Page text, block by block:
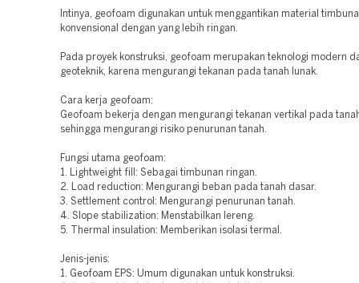
Intinya, geofoam digunakan untuk menggantikan material
konvensional dengan yang lebih ringan.
Pada proyek konstruksi, geofoam merupakan teknologi modern
geoteknik, karena mengurangi tekanan pada tanah lunak.
Cara kerja geofoam:
Geofoam bekerja dengan mengurangi tekanan vertikal pada
sehingga mengurangi risiko penurunan tanah.
Fungsi utama geofoam:
1. Lightweight fill: Sebagai timbunan ringan.
2. Load reduction: Mengurangi beban pada tanah dasar.
3. Settlement control: Mengurangi penurunan tanah.
4. Slope stabilization: Menstabilkan lereng.
5. Thermal insulation: Memberikan isolasi termal.
Jenis-jenis:
1. Geofoam EPS: Umum digunakan untuk konstruksi.